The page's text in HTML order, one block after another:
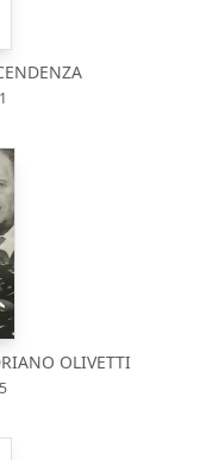
OLIVETTI